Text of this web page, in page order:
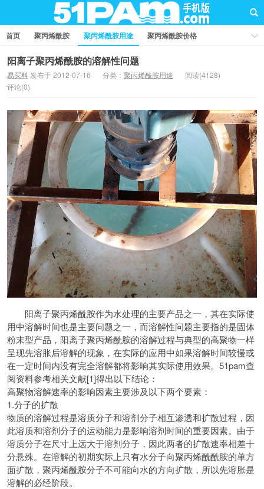
首页 聚丙烯酰胺 聚丙烯酰胺用途
聚丙烯酰胺价格
聚丙烯酰胺厂家
聚丙烯酰胺知识
聚丙烯酰胺国家标准
业界资讯
问答社区
阳离子聚丙烯酰胺的溶解性问题
易买料 发布于 2012-07-16 分类： 聚丙烯酰胺用途
阅读(4128)
评论(0)
阳离子聚丙烯酰胺作为水处理的主要产品之一，其在实际使
用中溶解时间也是主要问题之一，而溶解性问题主要指的是固体
粉末型产品，阳离子聚丙烯酰胺的溶解过程与典型的高聚物一样
呈现先溶胀后溶解的现象，在实际的应用中如果溶解时间较慢或
在一定时间内没有完全溶解都将影响其实际使用效果。51pam查
阅资料参考相关文献[1]得出以下结论：
高聚物溶解速率的影响因素主要涉及以下两个要素：
1.分子的扩散
物质的溶解过程是溶质分子和溶剂分子相互渗透和扩散过程，因
此溶质和溶剂分子的运动能力是影响溶剂时间的重要因素。由于
溶质分子在尺寸上远大于溶剂分子，因此两者的扩散速率相差十
分悬殊。在溶解的初期实际上只有水分子向聚丙烯酰酰胺的单方
面扩散，聚丙烯酰胺分子不可能向水的方向扩散，所以先溶胀是
溶解的必经阶段。